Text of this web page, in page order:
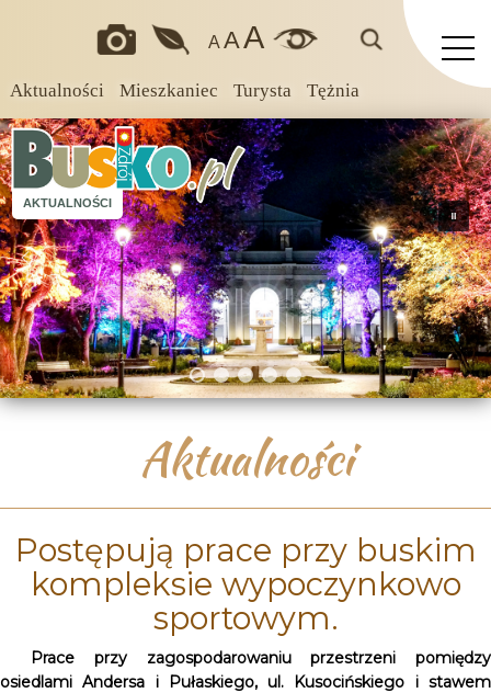
Aktualności Mieszkaniec Turysta Tężnia
A AA
AKTUALNOŚCI
Aktualności
Postępują prace przy buskim
kompleksie wypoczynkowo
sportowym.
Prace przy zagospodarowaniu przestrzeni pomiędzy
osiedlami Andersa i Pułaskiego, ul. Kusocińskiego i stawem